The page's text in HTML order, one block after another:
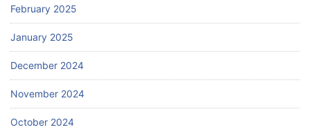
February 2025
January 2025
December 2024
November 2024
October 2024